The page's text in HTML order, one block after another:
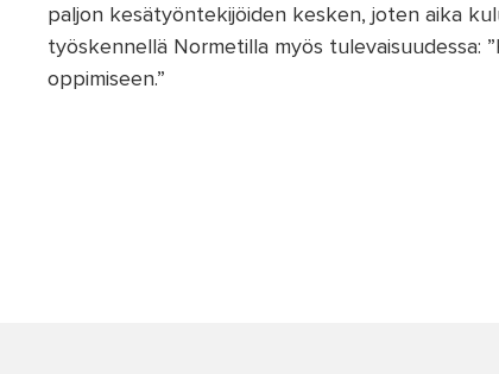
paljon kesätyöntekijöiden kesken, joten aika
työskennellä Normetilla myös tulevaisuudessa:
oppimiseen.”